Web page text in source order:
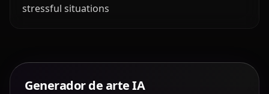
stressful situations
Generador de arte IA